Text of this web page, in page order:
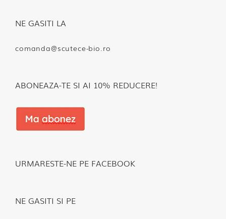
NE GASITI LA
comanda@scutece-bio.ro
ABONEAZA-TE SI AI 10% REDUCERE!
URMARESTE-NE PE FACEBOOK
NE GASITI SI PE